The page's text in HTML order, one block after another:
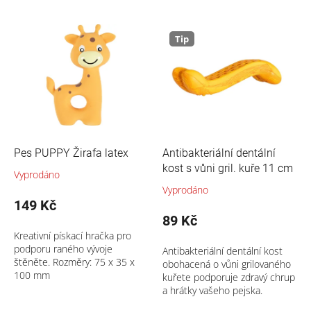
Nejprodávanější
u
k
t
Pes PUPPY Žirafa latex
Vyprodáno
149 Kč
Kreativní pískací hračka pro
podporu raného vývoje
štěněte. Rozměry: 75 x 35 x
100 mm
Tip
Antibakteriální dentální
kost s vůni gril. kuře 11 cm
Vyprodáno
89 Kč
Antibakteriální dentální kost
obohacená o vůni grilovaného
kuřete podporuje zdravý chrup
a hrátky vašeho pejska.